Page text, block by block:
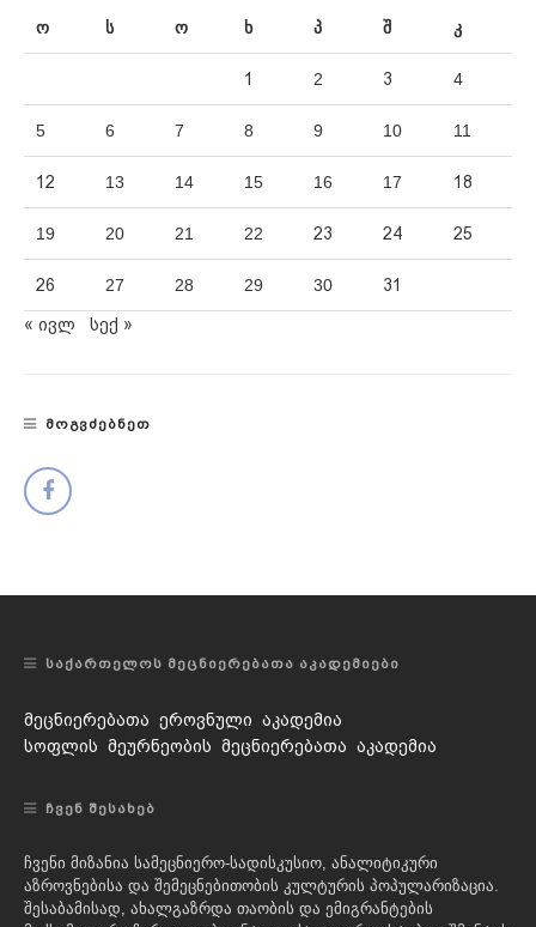
ო ს ო ხ პ შ კ
1 2 3 4
5 6 7 8 9 10 11
12 13 14 15 16 17 18
19 20 21 22 23 24 25
26 27 28 29 30 31
« ივლ სექ »
ᲛᲝᲒᲕᲫᲔᲑᲜᲔᲗ
ᲡᲐᲥᲐᲠᲗᲔᲚᲝᲡ ᲛᲔᲪᲜᲘᲔᲠᲔᲑᲐᲗᲐ ᲐᲙᲐᲓᲔᲛᲘᲔᲑᲘ
მეცნიერებათა ეროვნული აკადემია
სოფლის მეურნეობის მეცნიერებათა აკადემია
ᲩᲕᲔᲜ ᲨᲔᲡᲐᲮᲔᲑ
ჩვენი მიზანია სამეცნიერო-სადისკუსიო, ანალიტიკური
აზროვნებისა და შემეცნებითობის კულტურის პოპულარიზაცია.
შესაბამისად, ახალგაზრდა თაობის და ემიგრანტების